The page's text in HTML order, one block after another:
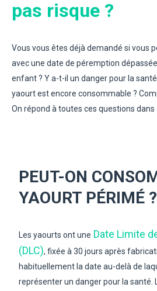
pas risque ?
Vous vous êtes déjà demandé si vous
avec une date de péremption
enfant ? Y a-t-il un danger pour la
yaourt est encore consommable ?
On répond à toutes ces questions dans
PEUT-ON
YAOURT PÉRIMÉ ?
Les yaourts ont une Date Limite
(DLC), fixée à 30 jours après
habituellement la date au-delà de
représenter un danger pour la santé.